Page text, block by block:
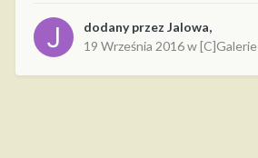
dodany przez Jalowa,
19 Września 2016w[C]Galerie